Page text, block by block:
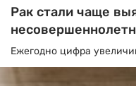
Рак стали чаще
Ежегодно цифра